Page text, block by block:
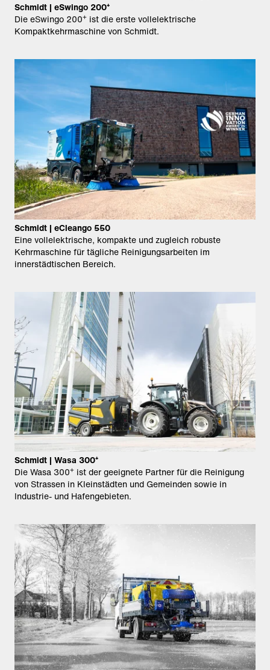
Schmidt | eSwingo 200⁺
Die eSwingo 200+ ist die erste vollelektrische
Kompaktkehrmaschine von Schmidt.
Schmidt | eCleango 550
Eine vollelektrische, kompakte und zugleich robuste
Kehrmaschine für tägliche Reinigungsarbeiten im
innerstädtischen Bereich.
Schmidt | Wasa 300⁺
Die Wasa 300+ ist der geeignete Partner für die Reinigung
von Strassen in Kleinstädten und Gemeinden sowie in
Industrie- und Hafengebieten.